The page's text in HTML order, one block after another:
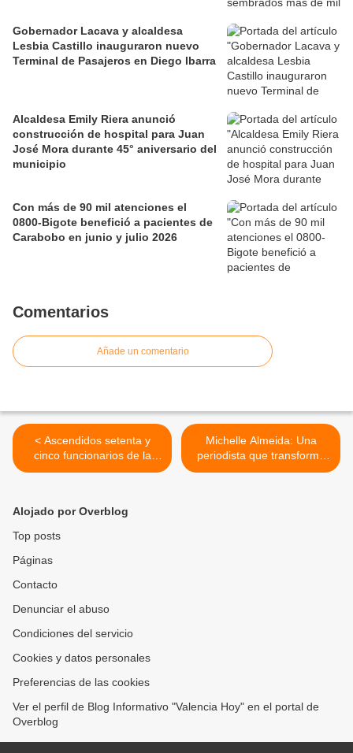
Gobernador Lacava y alcaldesa
Lesbia Castillo inauguraron nuevo
Terminal de Pasajeros en Diego Ibarra
Alcaldesa Emily Riera anunció
construcción de hospital para Juan
José Mora durante 45° aniversario del
municipio
Con más de 90 mil atenciones el
0800-Bigote benefició a pacientes de
Carabobo en junio y julio 2026
Comentarios
Añade un comentario
< Ascendidos setenta y
cinco funcionarios de la
Policía Municipal de Los
Michelle Almeida: Una
periodista que transformó
su voz en una herramienta
Alojado por Overblog
Top posts
Páginas
Contacto
Denunciar el abuso
Condiciones del servicio
Cookies y datos personales
Preferencias de las cookies
Ver el perfil de Blog Informativo "Valencia Hoy" en el portal de
Overblog